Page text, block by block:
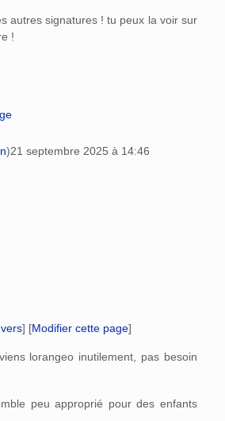
autres signatures ! tu peux la voir sur
!
)21 septembre 2025 à 14:46
] [Modifier cette page]
lorangeo inutilement, pas besoin
peu approprié pour des enfants